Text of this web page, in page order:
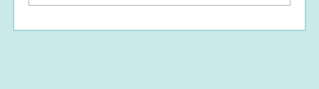
RavimiReede - AEG RAVIMIKASUTUS ÜLE